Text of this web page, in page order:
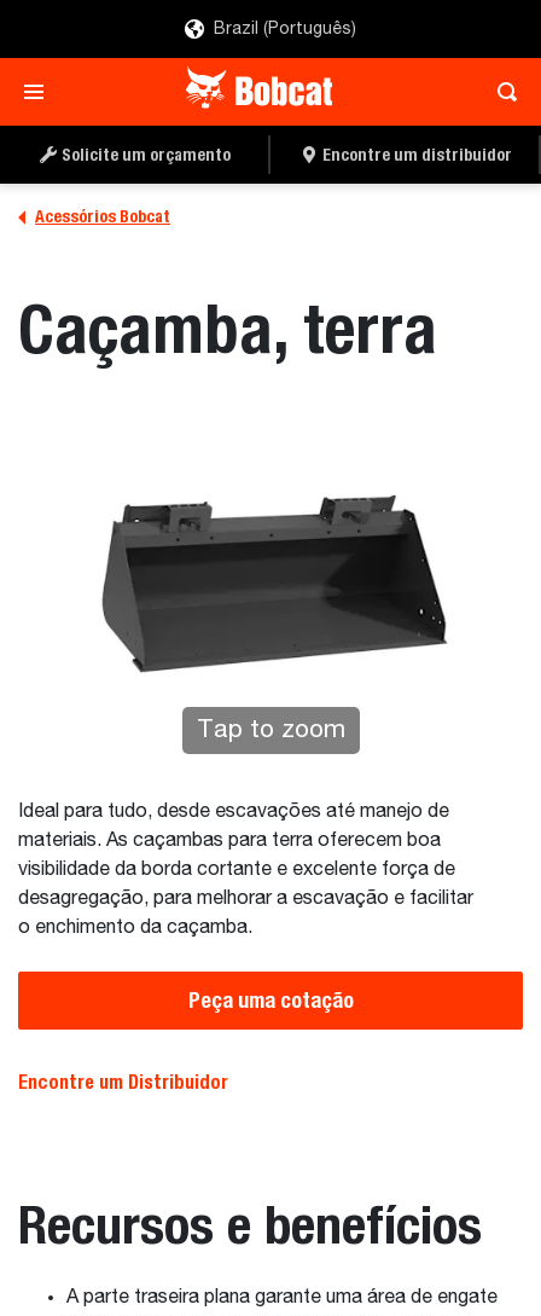
Brazil (Português)
Solicite um orçamento Encontre um distribuidor
Acessórios Bobcat
Caçamba, terra
Tap to zoom
Ideal para tudo, desde escavações até manejo de
materiais. As caçambas para terra oferecem boa
visibilidade da borda cortante e excelente força de
desagregação, para melhorar a escavação e facilitar
o enchimento da caçamba.
Peça uma cotação
Encontre um Distribuidor
Recursos e benefícios
A parte traseira plana garante uma área de engate
PEÇA UMA COTAÇÃO
ENCONTRE UM